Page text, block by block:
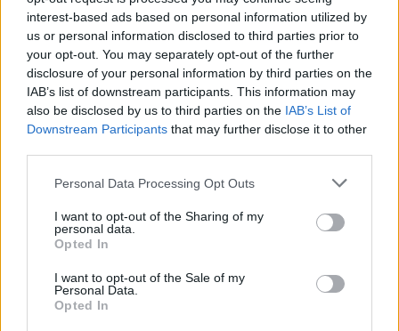
interest-based ads based on personal information utilized by
us or personal information disclosed to third parties prior to
your opt-out. You may separately opt-out of the further
disclosure of your personal information by third parties on the
IAB’s list of downstream participants. This information may
also be disclosed by us to third parties on the IAB’s List of
Downstream Participants that may further disclose it to other
Personal Data Processing Opt Outs
I want to opt-out of the Sharing of my
personal data.
Opted In
I want to opt-out of the Sale of my
Personal Data.
Opted In
IMPRESA E MANAGEMENT
21 Invest raggiunge un accordo di
cessione e reinvestimento in Energreen